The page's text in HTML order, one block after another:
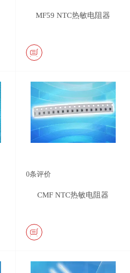
MF59 NTC热敏电阻器
0条评价
CMF NTC热敏电阻器